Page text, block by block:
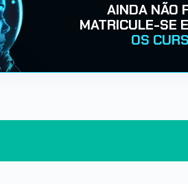
AINDA NÃO
MATRICULE-SE
OS